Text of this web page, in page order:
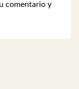
comentario y